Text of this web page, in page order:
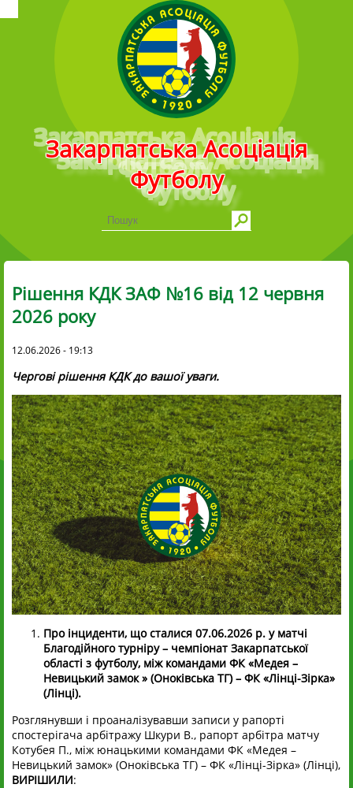
Головне меню
Закарпатська Асоціація
Футболу
Рішення КДК ЗАФ №16 від 12 червня
2026 року
12.06.2026 - 19:13
Чергові рішення КДК до вашої уваги.
Про інциденти, що сталися 07.06.2026 р. у матчі
Благодійного турніру – чемпіонат Закарпатської
області з футболу, між командами ФК «Медея –
Невицький замок » (Оноківська ТГ) – ФК «Лінці-Зірка»
(Лінці).
Розглянувши і проаналізувавши записи у рапорті
спостерігача арбітражу Шкури В., рапорт арбітра матчу
Котубея П., між юнацькими командами ФК «Медея –
Невицький замок» (Оноківська ТГ) – ФК «Лінці-Зірка» (Лінці),
ВИРІШИЛИ: